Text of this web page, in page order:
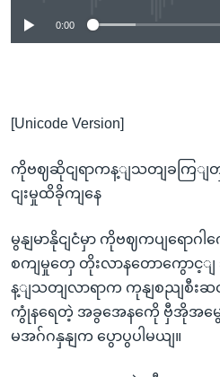
0:00
[Unicode Version]
ကိုဗဈဆိုငျရာကန့ျသတျခကြျ
ငျးမှုထိခိုကျနေ
မွနျမာနိုငျငံမှာ ကိုဗဈကပျရော
စကျမှုတှေ တိုးလာနတောကွောင့ျ
န့ျသတျလာရာက ကုနျစညျစီးဆ
ကွုံနရေတဲ့ အခွအေနကေို ဗှီအိုအမွေန
မအဂ်ဂနှနျက ပွောပွပါမယျ။